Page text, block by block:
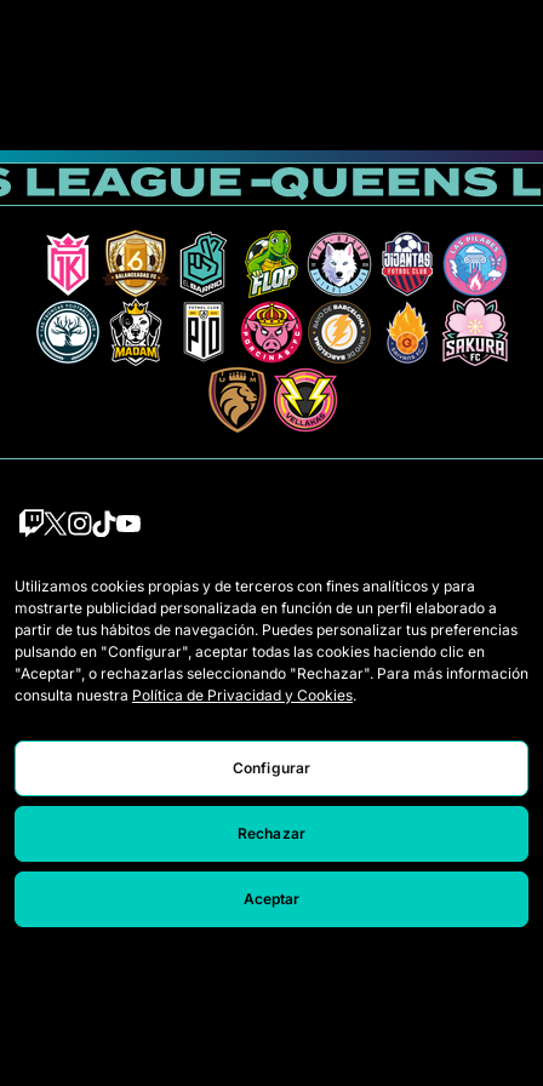
Équipes
Joueuses Draft
Wildcards
Statistiques
Règlement
Comment se joue la Queens
Billetterie
Nous contacter
Travailler avec nous
Utilizamos cookies propias y de terceros con fines analíticos y para
mostrarte publicidad personalizada en función de un perfil elaborado a
partir de tus hábitos de navegación. Puedes personalizar tus preferencias
pulsando en "Configurar", aceptar todas las cookies haciendo clic en
"Aceptar", o rechazarlas seleccionando "Rechazar". Para más información
consulta nuestra Política de Privacidad y Cookies.
Configurar
Rechazar
Aceptar